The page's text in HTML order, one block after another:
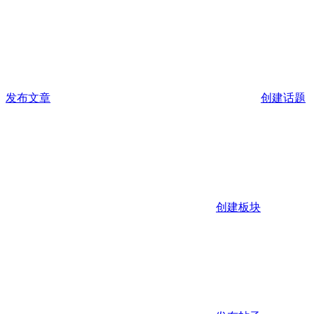
发布文章 创建话题
创建板块